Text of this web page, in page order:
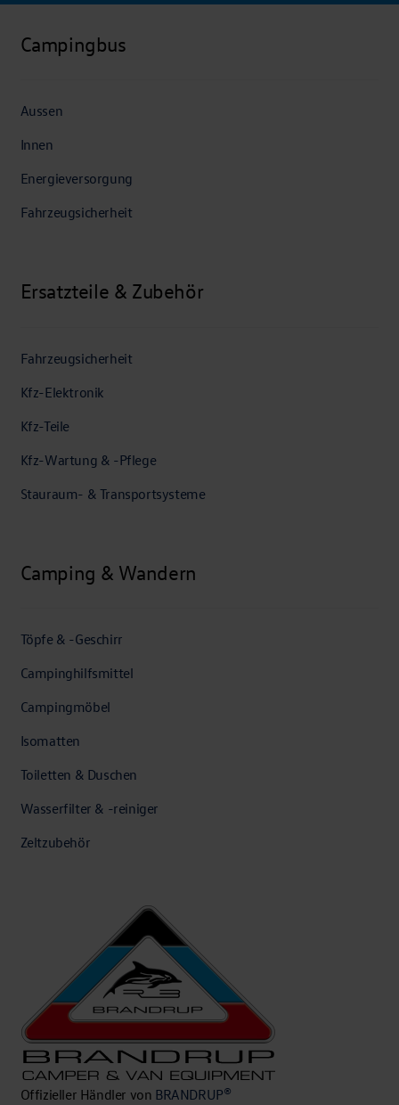
Campingbus
Aussen
Innen
Energieversorgung
Fahrzeugsicherheit
Ersatzteile & Zubehör
Fahrzeugsicherheit
Kfz-Elektronik
Kfz-Teile
Kfz-Wartung & -Pflege
Stauraum- & Transportsysteme
Camping & Wandern
Töpfe & -Geschirr
Campinghilfsmittel
Campingmöbel
Isomatten
Toiletten & Duschen
Wasserfilter & -reiniger
Zeltzubehör
Offizieller Händler von BRANDRUP®